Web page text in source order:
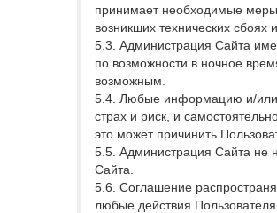
принимает необходимые меры
возникших технических
5.3. Администрация Сайта
по возможности в ночное
возможным.
5.4. Любые информацию и/или
страх и риск, и
это может причинить
5.5. Администрация Сайта не
Сайта.
5.6. Соглашение
любые действия